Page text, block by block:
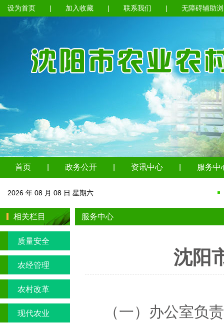
设为首页 | 加入收藏 | 联系我们 | 无障碍辅助
首页 政务公开 资讯中心 服务中
2026 年 08 月 08 日 星期六
相关栏目
质量安全
农经管理
农村改革
现代农业
服务中心
沈阳
（一）办公室负